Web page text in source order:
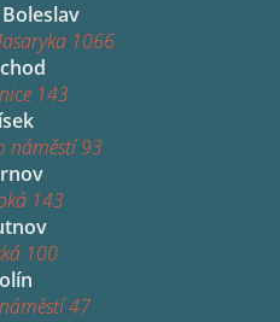
1066
143
náměstí 93
143
100
47